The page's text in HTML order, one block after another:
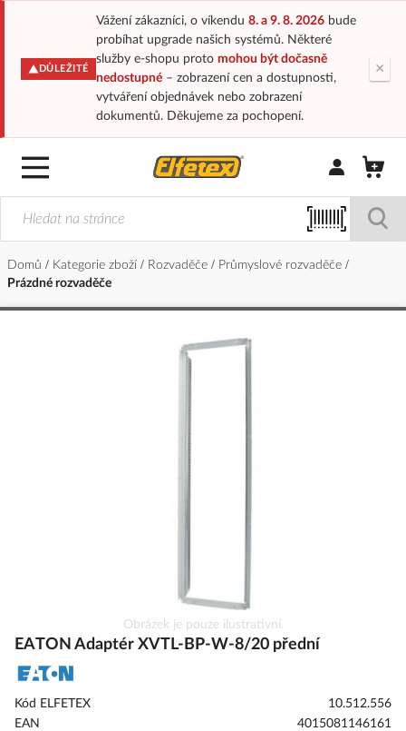
DŮLEŽITÉ
Vážení zákazníci, o víkendu 8. a 9. 8. 2026bude
probíhat upgrade našich systémů. Některé
služby e-shopu proto mohou být dočasně
nedostupné– zobrazení cen a dostupnosti,
vytváření objednávek nebo zobrazení
dokumentů. Děkujeme za pochopení.
×
Přihlásit/
Domů Kategorie zboží Rozvaděče
Průmyslové rozvaděče
Prázdné rozvaděče
na
galerie
s
Obrázek je pouze ilustrativní.
EATON Adaptér XVTL-BP-W-8/20 přední
Kód ELFETEX
10.512.556
EAN
4015081146161